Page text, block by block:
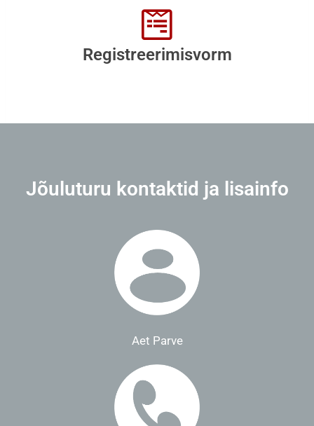
Registreerimisvorm
Jõuluturu kontaktid ja lisainfo
Aet Parve